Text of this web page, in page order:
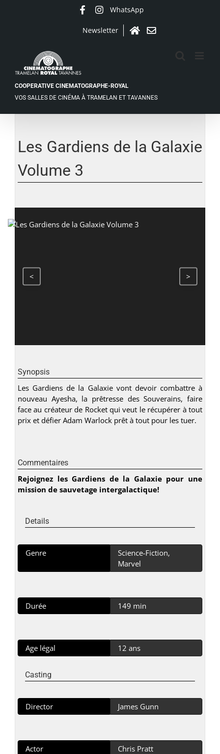
WhatsApp
Newsletter
AccueilContact
COOPERATIVE CINEMATOGRAPHE-ROYAL
VOS SALLES DE CINÉMA À TRAMELAN ET TAVANNES
Les Gardiens de la Galaxie
Volume 3
< >
Synopsis
Les Gardiens de la Galaxie vont devoir combattre à
nouveau Ayesha, la prêtresse des Souverains, faire
face au créateur de Rocket qui veut le récupérer à tout
prix et défier Adam Warlock prêt à tout pour les tuer.
Commentaires
Rejoignez les Gardiens de la Galaxie pour une
mission de sauvetage intergalactique!
Details
Genre
Science-Fiction,
Marvel
Durée 149 min
Age légal 12 ans
Casting
Director James Gunn
Actor Chris Pratt